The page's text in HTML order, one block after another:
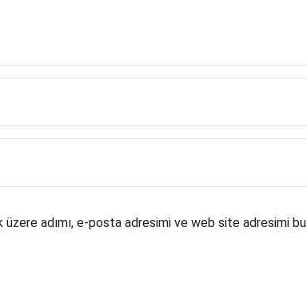
üzere adımı, e-posta adresimi ve web site adresimi bu